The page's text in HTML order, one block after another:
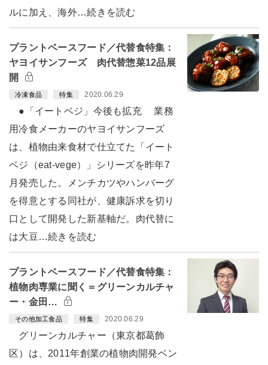
ルに加え、海外…続きを読む
プラントベースフード／代替食特集：
ヤヨイサンフーズ 肉代替惣菜12品展
開
冷凍食品 特集 2020.06.29
●「イートベジ」今後も拡充 業務
用冷食メーカーのヤヨイサンフーズ
は、植物由来食材で仕立てた「イート
ベジ（eat-vege）」シリーズを昨年7
月発売した。メンチカツやハンバーグ
を得意とする同社が、健康訴求を切り
口として開発した新基軸だ。肉代替に
は大豆…続きを読む
プラントベースフード／代替食特集：
植物肉専業に聞く＝グリーンカルチャ
ー・金田…
その他加工食品 特集 2020.06.29
グリーンカルチャー（東京都葛飾
区）は、2011年創業の植物肉開発ベン